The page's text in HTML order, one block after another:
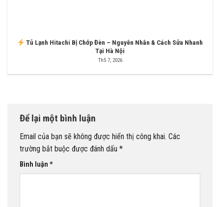
Tủ Lạnh Hitachi Bị Chớp Đèn – Nguyên Nhân & Cách Sửa Nhanh
Tại Hà Nội
Th5 7, 2026
Để lại một bình luận
Email của bạn sẽ không được hiển thị công khai. Các
trường bắt buộc được đánh dấu *
Bình luận *